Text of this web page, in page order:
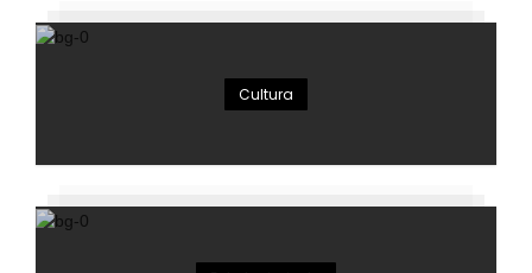
Cultura